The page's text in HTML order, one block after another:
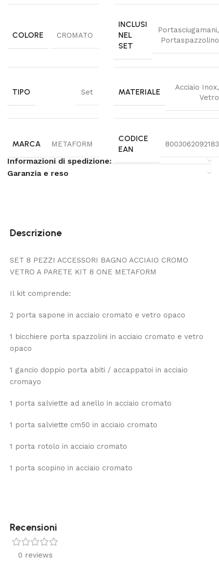
COLORE CROMATO
INCLUSI
NEL
SET
Portasciugamani,
Portaspazzolino
TIPO Set MATERIALE
Acciaio Inox,
Vetro
MARCA METAFORM
CODICE
EAN
8003062092183
Informazioni di spedizione:
Garanzia e reso
Descrizione
SET 8 PEZZI ACCESSORI BAGNO ACCIAIO CROMO
VETRO A PARETE KIT 8 ONE METAFORM
Il kit comprende:
2 porta sapone in acciaio cromato e vetro opaco
1 bicchiere porta spazzolini in acciaio cromato e vetro
opaco
1 gancio doppio porta abiti / accappatoi in acciaio
cromayo
1 porta salviette ad anello in acciaio cromato
1 porta salviette cm50 in acciaio cromato
1 porta rotolo in acciaio cromato
1 porta scopino in acciaio cromato
Recensioni
0 reviews